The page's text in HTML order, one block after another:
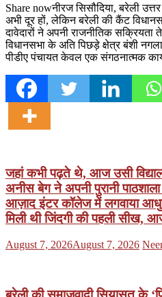
Share nowनीरज सिसौदिया, बरेली
अभी दूर हों, लेकिन बरेली की कैंट
दावेदारों ने अपनी राजनीतिक
विधानसभा के अति पिछड़े क्षेत्र बंशी
पीडीए पंचायत केवल एक संगठनात्मक
जहां कभी पढ़ते थे, आज उसी
अनीस बेग ने अपनी पुरानी पाठशाला
आज़ाद इंटर कॉलेज में लगवाया
मिली थी जिंदगी की पहली सीख,
Posted
August 7, 2026August 7, 2026